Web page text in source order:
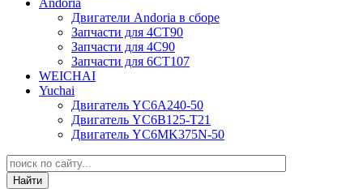
Andoria
Двигатели Andoria в сборе
Запчасти для 4CT90
Запчасти для 4С90
Запчасти для 6CT107
WEICHAI
Yuchai
Двигатель YC6A240-50
Двигатель YC6B125-T21
Двигатель YC6MK375N-50